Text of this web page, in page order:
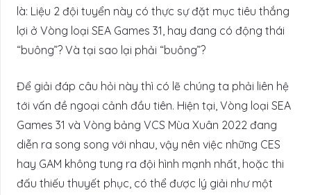
là: Liệu 2 đội tuyển này có thực sự đặt mục tiêu thắng
lợi ở Vòng loại SEA Games 31, hay đang có động thái
“buông”? Và tại sao lại phải “buông”?
Để giải đáp câu hỏi này thì có lẽ chúng ta phải liên hệ
tới vấn đề ngoại cảnh đầu tiên. Hiện tại, Vòng loại SEA
Games 31 và Vòng bảng VCS Mùa Xuân 2022 đang
diễn ra song song với nhau, vậy nên việc những CES
hay GAM không tung ra đội hình mạnh nhất, hoặc thi
đấu thiếu thuyết phục, có thể được lý giải như một